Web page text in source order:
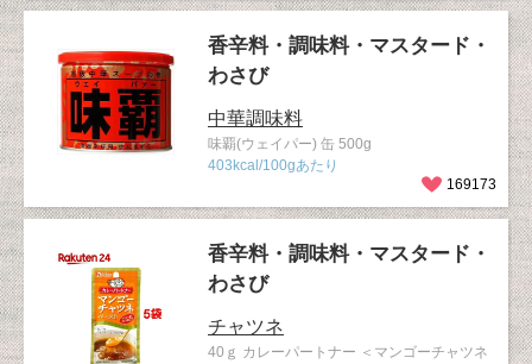
香辛料・調味料・マスタード・
わさび
中華調味料
味覇(ウェイパー) 缶 500g
403kcal/100gあたり
169173
香辛料・調味料・マスタード・
わさび
チャツネ
40ｇ カレーパートナー ＜マンゴーチャツネ